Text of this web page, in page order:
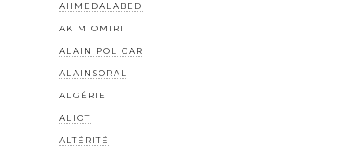
AHMEDALABED
AKIM OMIRI
ALAIN POLICAR
ALAINSORAL
ALGÉRIE
ALIOT
ALTÉRITÉ